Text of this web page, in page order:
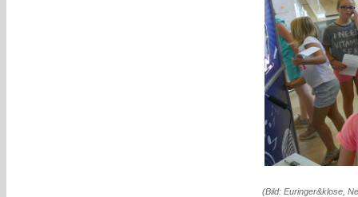
(Bild: Euringer&klose,